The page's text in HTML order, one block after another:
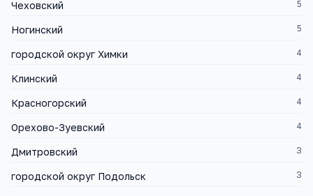
Чеховский 5
Ногинский 5
городской округ Химки 4
Клинский 4
Красногорский 4
Орехово-Зуевский 4
Дмитровский 3
городской округ Подольск 3